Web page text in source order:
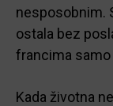
nesposobnim.
ostala bez
francima
Kada životna